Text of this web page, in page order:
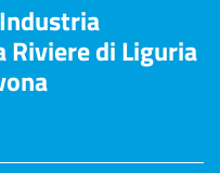
di Liguria